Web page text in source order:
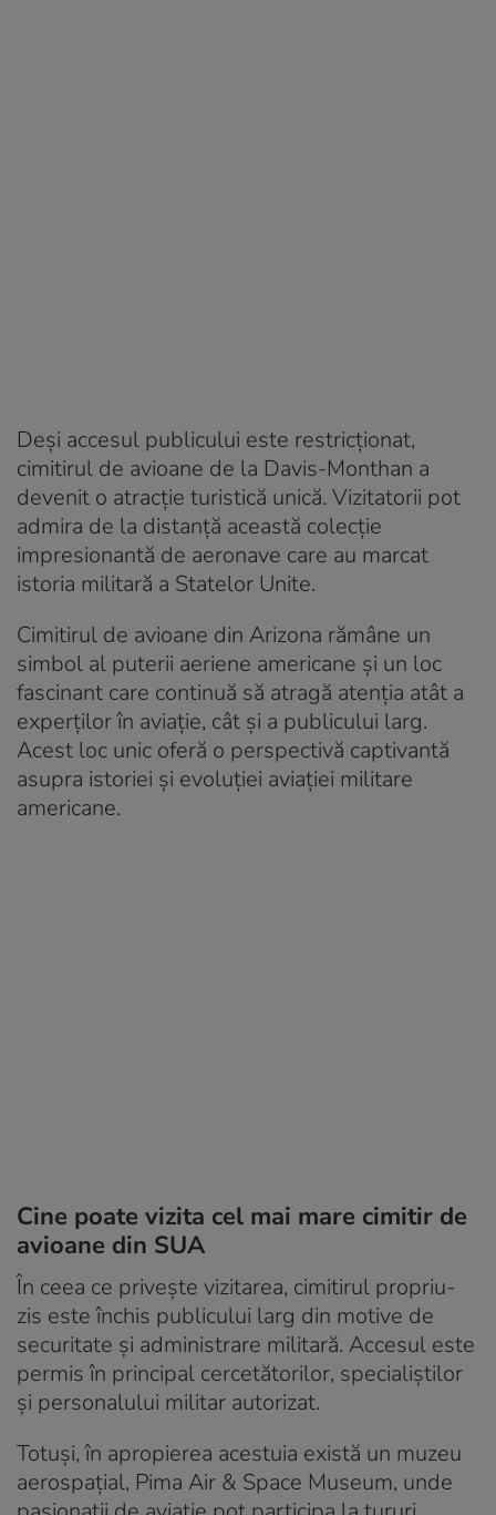
Deși accesul publicului este restricționat,
cimitirul de avioane de la Davis-Monthan a
devenit o atracție turistică unică. Vizitatorii pot
admira de la distanță această colecție
impresionantă de aeronave care au marcat
istoria militară a Statelor Unite.
Cimitirul de avioane din Arizona rămâne un
simbol al puterii aeriene americane și un loc
fascinant care continuă să atragă atenția atât a
experților în aviație, cât și a publicului larg.
Acest loc unic oferă o perspectivă captivantă
asupra istoriei și evoluției aviației militare
americane.
Cine poate vizita cel mai mare cimitir de
avioane din SUA
În ceea ce privește vizitarea, cimitirul propriu-
zis este închis publicului larg din motive de
securitate și administrare militară. Accesul este
permis în principal cercetătorilor, specialiștilor
și personalului militar autorizat.
Totuși, în apropierea acestuia există un muzeu
aerospațial, Pima Air & Space Museum, unde